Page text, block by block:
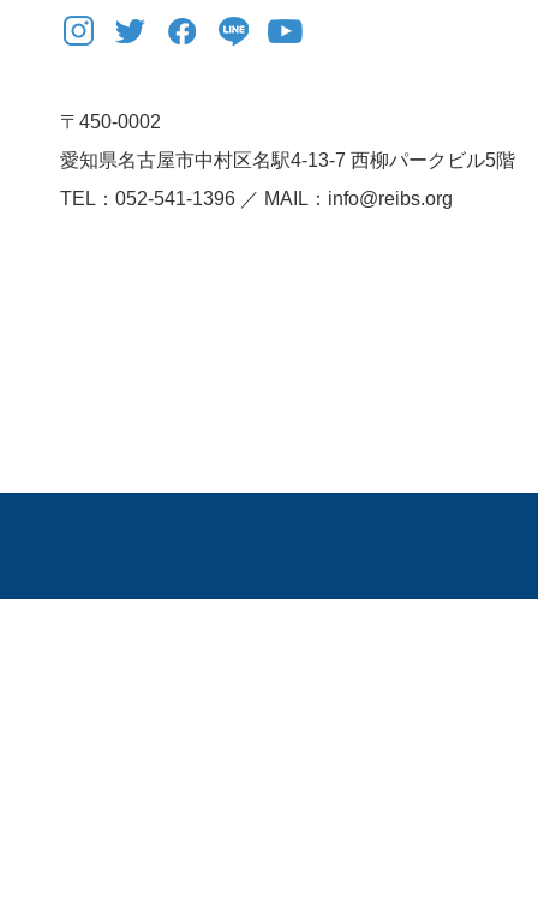
〒450-0002
愛知県名古屋市中村区名駅4-13-7 西柳パークビル5階
TEL：052-541-1396 ／ MAIL：info@reibs.org